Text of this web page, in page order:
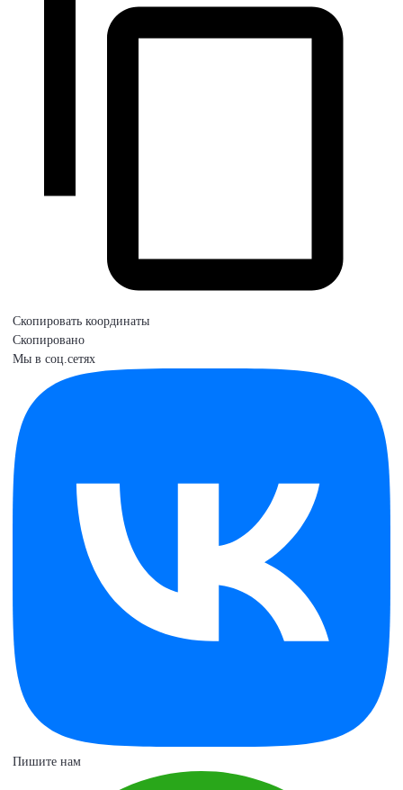
Скопировать координаты
Скопировано
Мы в соц.сетях
Пишите нам